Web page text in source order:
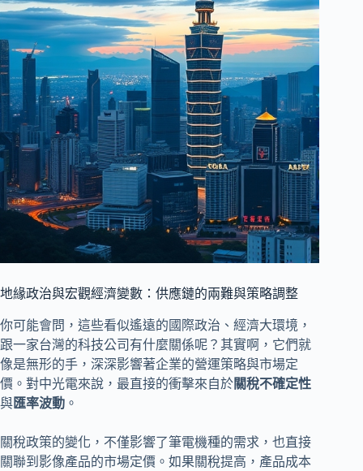
地緣政治與宏觀經濟變數：供應鏈的兩難與策略調整
你可能會問，這些看似遙遠的國際政治、經濟大環境，
跟一家台灣的科技公司有什麼關係呢？其實啊，它們就
像是無形的手，深深影響著企業的營運策略與市場定
價。對中光電來說，最直接的衝擊來自於關稅不確定性
與匯率波動 。
關稅政策的變化，不僅影響了筆電機種的需求，也直接
關聯到影像產品的市場定價。如果關稅提高，產品成本